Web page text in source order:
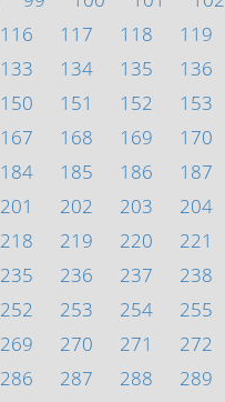
116 117 118 119
133 134 135 136
150 151 152 153
167 168 169 170
184 185 186 187
201 202 203 204
218 219 220 221
235 236 237 238
252 253 254 255
269 270 271 272
286 287 288 289